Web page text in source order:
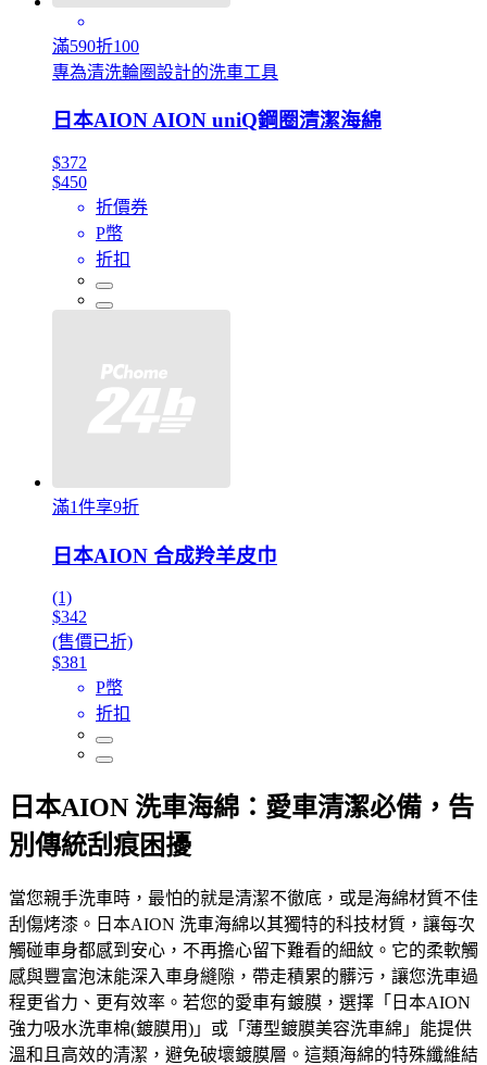
滿590折100
專為清洗輪圈設計的洗車工具
日本AION AION uniQ鋼圈清潔海綿
$372
$450
折價券
P幣
折扣
滿1件享9折
日本AION 合成羚羊皮巾
(1)
$342
(售價已折)
$381
P幣
折扣
日本AION 洗車海綿：愛車清潔必備，告
別傳統刮痕困擾
當您親手洗車時，最怕的就是清潔不徹底，或是海綿材質不佳
刮傷烤漆。日本AION 洗車海綿以其獨特的科技材質，讓每次
觸碰車身都感到安心，不再擔心留下難看的細紋。它的柔軟觸
感與豐富泡沫能深入車身縫隙，帶走積累的髒污，讓您洗車過
程更省力、更有效率。若您的愛車有鍍膜，選擇「日本AION
強力吸水洗車棉(鍍膜用)」或「薄型鍍膜美容洗車綿」能提供
溫和且高效的清潔，避免破壞鍍膜層。這類海綿的特殊纖維結